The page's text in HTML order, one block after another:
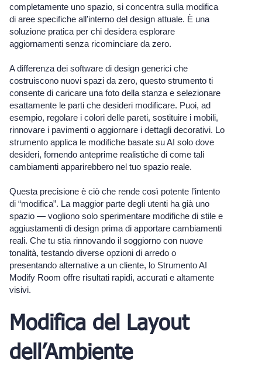
completamente uno spazio, si concentra sulla modifica
di aree specifiche all’interno del design attuale. È una
soluzione pratica per chi desidera esplorare
aggiornamenti senza ricominciare da zero.
A differenza dei software di design generici che
costruiscono nuovi spazi da zero, questo strumento ti
consente di caricare una foto della stanza e selezionare
esattamente le parti che desideri modificare. Puoi, ad
esempio, regolare i colori delle pareti, sostituire i mobili,
rinnovare i pavimenti o aggiornare i dettagli decorativi. Lo
strumento applica le modifiche basate su AI solo dove
desideri, fornendo anteprime realistiche di come tali
cambiamenti apparirebbero nel tuo spazio reale.
Questa precisione è ciò che rende così potente l’intento
di “modifica”. La maggior parte degli utenti ha già uno
spazio — vogliono solo sperimentare modifiche di stile e
aggiustamenti di design prima di apportare cambiamenti
reali. Che tu stia rinnovando il soggiorno con nuove
tonalità, testando diverse opzioni di arredo o
presentando alternative a un cliente, lo Strumento AI
Modify Room offre risultati rapidi, accurati e altamente
visivi.
Modifica del Layout
dell’Ambiente